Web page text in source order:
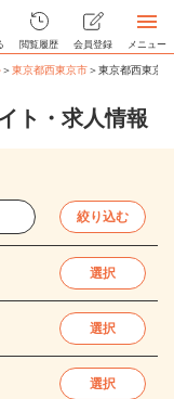
閲覧履歴 会員登録 メニュー
＞東京都西東京市＞東京都西東京
ト・求人情報
絞り込む
選択
選択
選択